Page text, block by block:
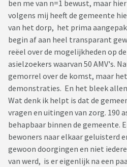
ben me van n=1 bewust, maar
volgens mij heeft de gemeente
van het dorp, het prima
begin af aan heel transparant
reëel over de mogelijkheden op
asielzoekers waarvan 50 AMV's.
gemorrel over de komst, maar
demonstraties. En het bleek
Wat denk ik helpt is dat de
vragen en uitingen van zorg. 190
behapbaar binnen de gemeente.
bewoners naar elkaar geluisterd
gewoon doorgingen en niet
van werd, is er eigenlijk na een